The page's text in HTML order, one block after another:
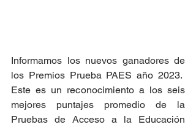
Informamos los nuevos ganadores de
los Premios Prueba PAES año 2023.
Este es un reconocimiento a los seis
mejores puntajes promedio de la
Pruebas de Acceso a la Educación